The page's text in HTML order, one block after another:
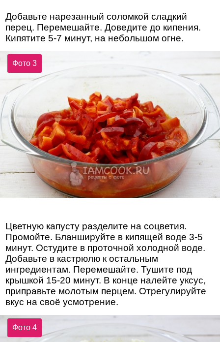
Добавьте нарезанный соломкой сладкий
перец. Перемешайте. Доведите до кипения.
Кипятите 5-7 минут, на небольшом огне.
Фото 3
Цветную капусту разделите на соцветия.
Промойте. Бланшируйте в кипящей воде 3-5
минут. Остудите в проточной холодной воде.
Добавьте в кастрюлю к остальным
ингредиентам. Перемешайте. Тушите под
крышкой 15-20 минут. В конце налейте уксус,
приправьте молотым перцем. Отрегулируйте
вкус на своё усмотрение.
Фото 4